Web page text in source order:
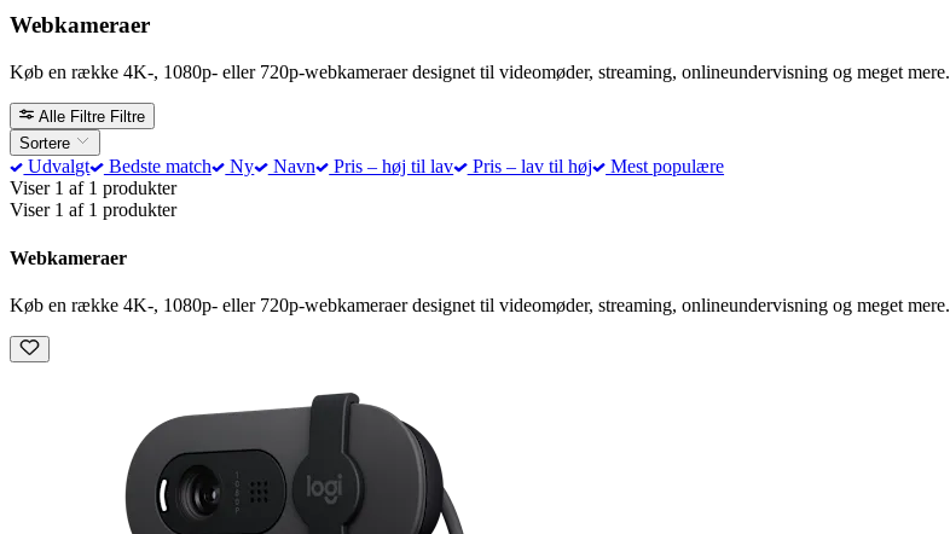
Webkameraer
Køb en række 4K-, 1080p- eller 720p-webkameraer designet til videomøder, streaming, onlineundervisning og meget mere.
Alle Filtre Filtre
Sortere
Udvalgt Bedste match Ny Navn Pris – høj til lav Pris – lav til høj
Mest populære
Viser 1 af 1 produkter
Viser 1 af 1 produkter
Webkameraer
Køb en række 4K-, 1080p- eller 720p-webkameraer designet til videomøder, streaming, onlineundervisning og meget mere.